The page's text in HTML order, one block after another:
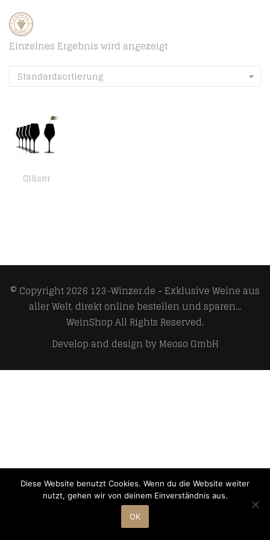
Einzelnes Ergebnis wird angezeigt
Standardsortierung
Gläser
© Copyright 2026 123-Winzer.de - Exklusive Weine aus
aller Welt, direkt online bestellen und sparen...
WeinShopAll Rights Reserved.
Develop and design byMeoso GmbH
Diese Website benutzt Cookies. Wenn du die Website weiter
nutzt, gehen wir von deinem Einverständnis aus.
OK